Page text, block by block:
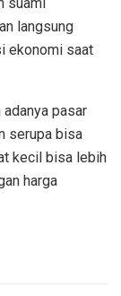
langsung
ekonomi saat
pasar
serupa bisa
kecil bisa lebih
harga